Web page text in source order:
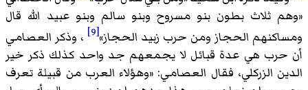
«وهم ثلاث بطون بنو مسروح وبنو سالم وبنو عبيد الله قال
ومساكنهم الحجاز ومن حرب زبيد الحجاز»
[9]
، وذكر العصامي
أن حرب هي عدة قبائل لا يجمعهم جد واحد كذلك ذكر خير
الدين الزركلي، فقال العصامي: «وهؤلاء العرب من قبيلة تعرف